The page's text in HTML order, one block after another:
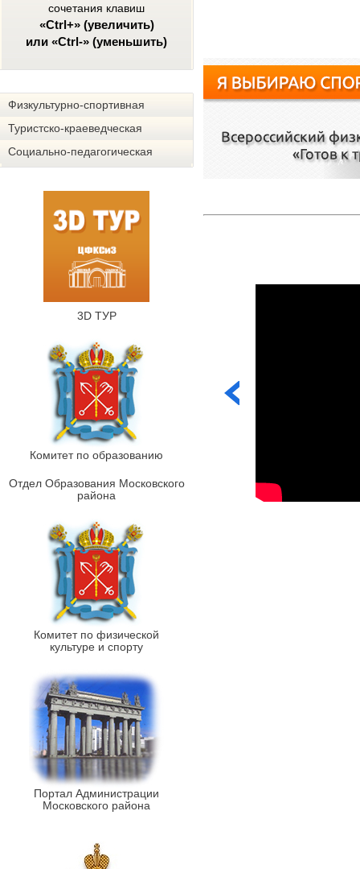
сочетания клавиш
«Ctrl+» (увеличить)
или «Ctrl-» (уменьшить)
Физкультурно-спортивная
Туристско-краеведческая
Социально-педагогическая
3D ТУР
Комитет по образованию
Отдел Образования Московского
района
Комитет по физической
культуре и спорту
Портал Администрации
Московского района